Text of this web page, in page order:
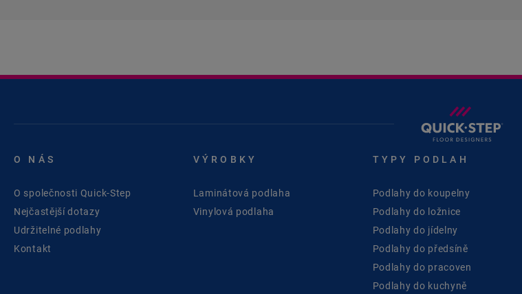
O NÁS
O společnosti Quick-Step
Nejčastější dotazy
Udržitelné podlahy
Kontakt
VÝROBKY
Laminátová podlaha
Vinylová podlaha
TYPY PODLAH
Podlahy do koupelny
Podlahy do ložnice
Podlahy do jídelny
Podlahy do předsíně
Podlahy do pracoven
Podlahy do kuchyně